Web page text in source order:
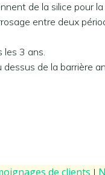
de la silice pour
entre deux
les 3 ans.
de la barrière
de clients |